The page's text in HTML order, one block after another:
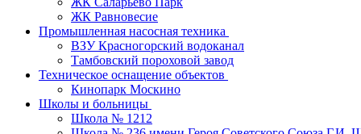
ЖК Равновесие
Промышленная насосная техника
ВЗУ Красногорский водоканал
Тамбовский пороховой завод
Техническое оснащение объектов
Кинопарк Москино
Школы и больницы
Школа № 1212